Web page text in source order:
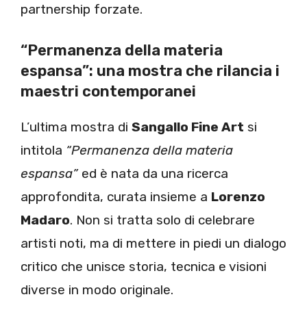
partnership forzate.
“Permanenza della materia
espansa”: una mostra che rilancia i
maestri contemporanei
L’ultima mostra di Sangallo Fine Art si
intitola “Permanenza della materia
espansa”ed è nata da una ricerca
approfondita, curata insieme a Lorenzo
Madaro. Non si tratta solo di celebrare
artisti noti, ma di mettere in piedi un dialogo
critico che unisce storia, tecnica e visioni
diverse in modo originale.